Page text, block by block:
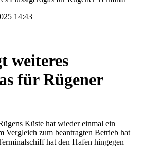
14:43
weiteres
für Rügener
Küste hat wieder einmal ein
Vergleich zum beantragten Betrieb hat
hat den Hafen hingegen